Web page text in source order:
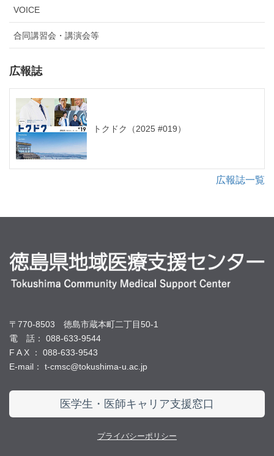
VOICE
合同講習会・講演会等
広報誌
トクドク（2025 #019）
広報誌一覧
〒770-8503 徳島市蔵本町二丁目50-1
電 話： 088-633-9544
F A X ： 088-633-9543
E-mail： t-cmsc@tokushima-u.ac.jp
医学生・医師キャリア支援窓口
プライバシーポリシー